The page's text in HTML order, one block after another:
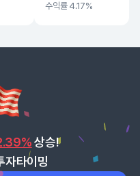
수익률 4.17%
상승!
자타이밍